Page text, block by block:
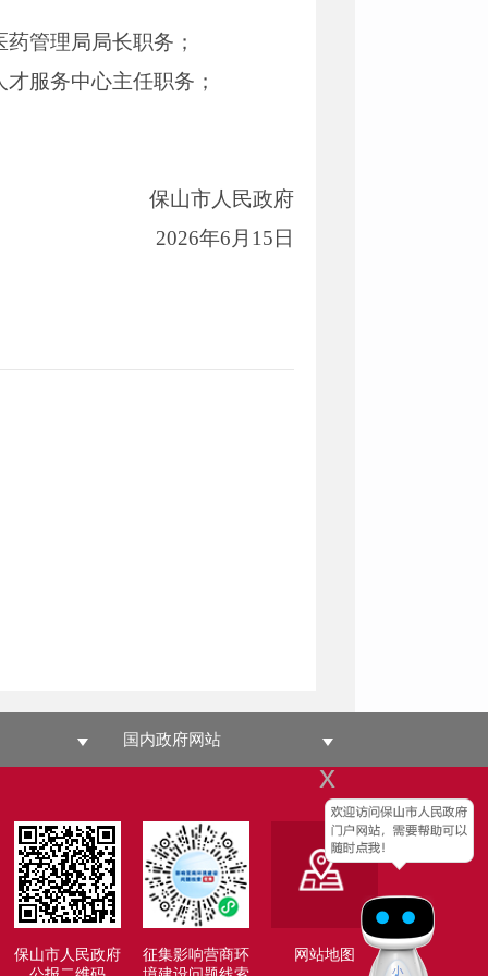
x
管理局局长职务；
服务中心主任职务；
保山市人民政府
2026年6月15日
国内政府网站
保山市人民政府
征集影响营商环
网站地图